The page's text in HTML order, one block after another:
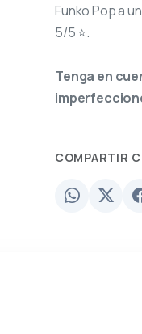
Funko Pop a
5/5 ⭐.
Tenga en
COMPARTIR